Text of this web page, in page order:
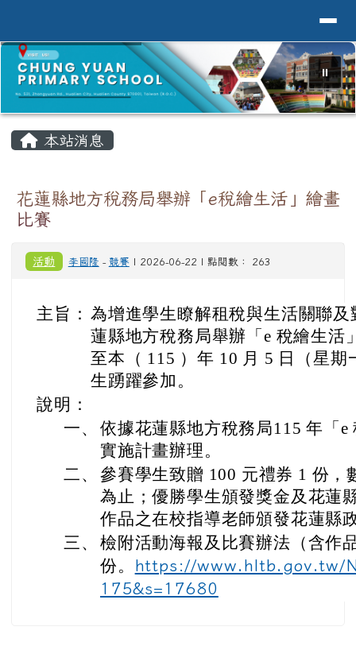
花蓮縣花蓮市中原國小全球資訊
⏸
本站消息
花蓮縣地方稅務局舉辦「e稅繪生活」繪畫
比賽
活動 李國隆 - 競賽| 2026-06-22 | 點閱數： 263
主旨： 為增進學生瞭解租稅與生活關聯
蓮縣地方稅務局舉辦「e 稅繪生活
至本（ 115 ）年 10 月 5 日（星
生踴躍參加。
說明：
一、 依據花蓮縣地方稅務局115 年「
實施計畫辦理。
二、 參賽學生致贈 100 元禮券 1 份，
為止；優勝學生頒發獎金及花蓮
作品之在校指導老師頒發花蓮縣
三、 檢附活動海報及比賽辦法（含作
份。
https://www.hltb.gov.tw/
175&s=17680